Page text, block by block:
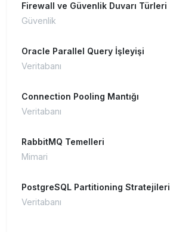
Firewall ve Güvenlik Duvarı Türleri
Güvenlik
Oracle Parallel Query İşleyişi
Veritabanı
Connection Pooling Mantığı
Veritabanı
RabbitMQ Temelleri
Mimari
PostgreSQL Partitioning Stratejileri
Veritabanı